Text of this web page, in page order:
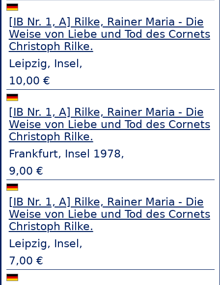
[IB Nr. 1, A] Rilke, Rainer Maria - Die
Weise von Liebe und Tod des Cornets
Christoph Rilke.
Leipzig, Insel,
10,00 €
[IB Nr. 1, A] Rilke, Rainer Maria - Die
Weise von Liebe und Tod des Cornets
Christoph Rilke.
Frankfurt, Insel 1978,
9,00 €
[IB Nr. 1, A] Rilke, Rainer Maria - Die
Weise von Liebe und Tod des Cornets
Christoph Rilke.
Leipzig, Insel,
7,00 €